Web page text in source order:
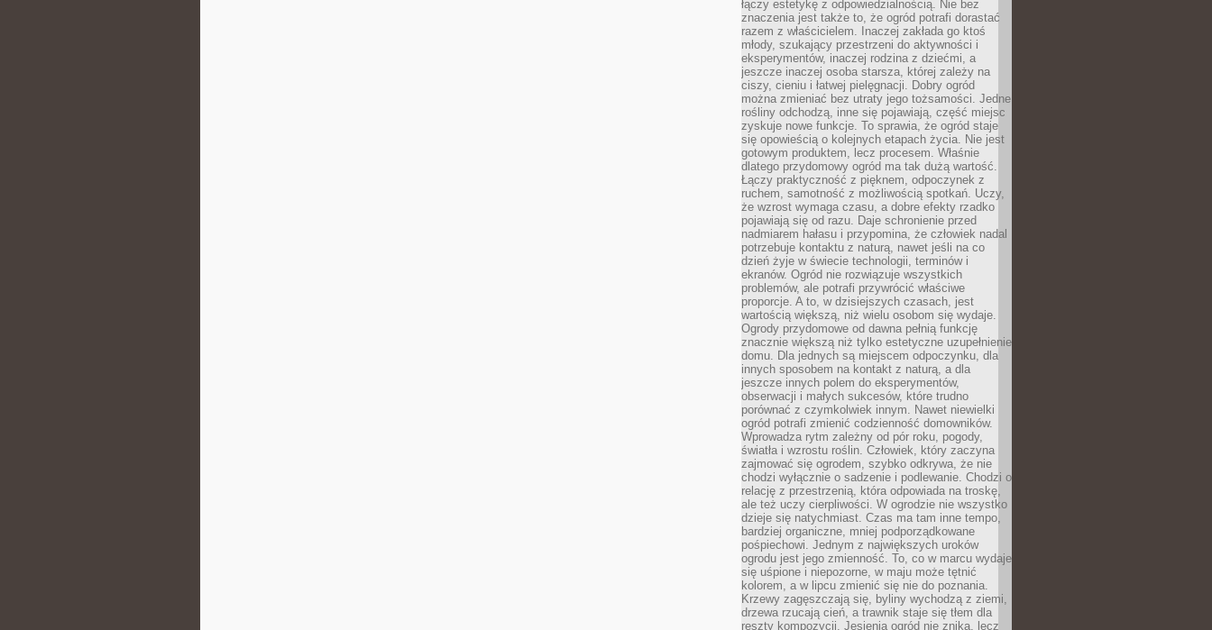
łączy estetykę z odpowiedzialnością. Nie bez
znaczenia jest także to, że ogród potrafi dorastać
razem z właścicielem. Inaczej zakłada go ktoś
młody, szukający przestrzeni do aktywności i
eksperymentów, inaczej rodzina z dziećmi, a
jeszcze inaczej osoba starsza, której zależy na
ciszy, cieniu i łatwej pielęgnacji. Dobry ogród
można zmieniać bez utraty jego tożsamości. Jedne
rośliny odchodzą, inne się pojawiają, część miejsc
zyskuje nowe funkcje. To sprawia, że ogród staje
się opowieścią o kolejnych etapach życia. Nie jest
gotowym produktem, lecz procesem. Właśnie
dlatego przydomowy ogród ma tak dużą wartość.
Łączy praktyczność z pięknem, odpoczynek z
ruchem, samotność z możliwością spotkań. Uczy,
że wzrost wymaga czasu, a dobre efekty rzadko
pojawiają się od razu. Daje schronienie przed
nadmiarem hałasu i przypomina, że człowiek nadal
potrzebuje kontaktu z naturą, nawet jeśli na co
dzień żyje w świecie technologii, terminów i
ekranów. Ogród nie rozwiązuje wszystkich
problemów, ale potrafi przywrócić właściwe
proporcje. A to, w dzisiejszych czasach, jest
wartością większą, niż wielu osobom się wydaje.
Ogrody przydomowe od dawna pełnią funkcję
znacznie większą niż tylko estetyczne uzupełnienie
domu. Dla jednych są miejscem odpoczynku, dla
innych sposobem na kontakt z naturą, a dla
jeszcze innych polem do eksperymentów,
obserwacji i małych sukcesów, które trudno
porównać z czymkolwiek innym. Nawet niewielki
ogród potrafi zmienić codzienność domowników.
Wprowadza rytm zależny od pór roku, pogody,
światła i wzrostu roślin. Człowiek, który zaczyna
zajmować się ogrodem, szybko odkrywa, że nie
chodzi wyłącznie o sadzenie i podlewanie. Chodzi o
relację z przestrzenią, która odpowiada na troskę,
ale też uczy cierpliwości. W ogrodzie nie wszystko
dzieje się natychmiast. Czas ma tam inne tempo,
bardziej organiczne, mniej podporządkowane
pośpiechowi. Jednym z największych uroków
ogrodu jest jego zmienność. To, co w marcu wydaje
się uśpione i niepozorne, w maju może tętnić
kolorem, a w lipcu zmienić się nie do poznania.
Krzewy zagęszczają się, byliny wychodzą z ziemi,
drzewa rzucają cień, a trawnik staje się tłem dla
reszty kompozycji. Jesienią ogród nie znika, lecz